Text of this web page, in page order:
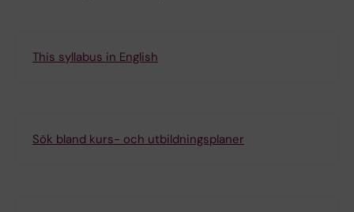
This syllabus in English
Sök bland kurs- och utbildningsplaner